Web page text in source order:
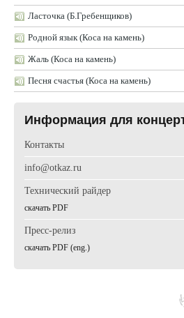
Ласточка (Б.Гребенщиков)
Родной язык (Коса на камень)
Жаль (Коса на камень)
Песня счастья (Коса на камень)
Информация для
Контакты
info@otkaz.ru
Технический райдер
cкачать PDF
Пресс-релиз
cкачать PDF (eng.)